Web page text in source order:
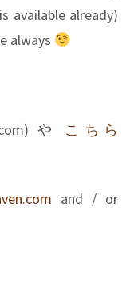
available already)
always
や こちら
and / or